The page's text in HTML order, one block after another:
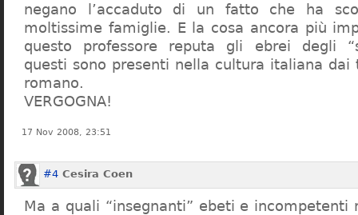
negano l’accaduto di un fatto che ha
moltissime famiglie. E la cosa ancora più
questo professore reputa gli ebrei degli
questi sono presenti nella cultura italiana dai
romano.
VERGOGNA!
17 Nov 2008, 23:51
#4 Cesira Coen
Ma a quali “insegnanti” ebeti e